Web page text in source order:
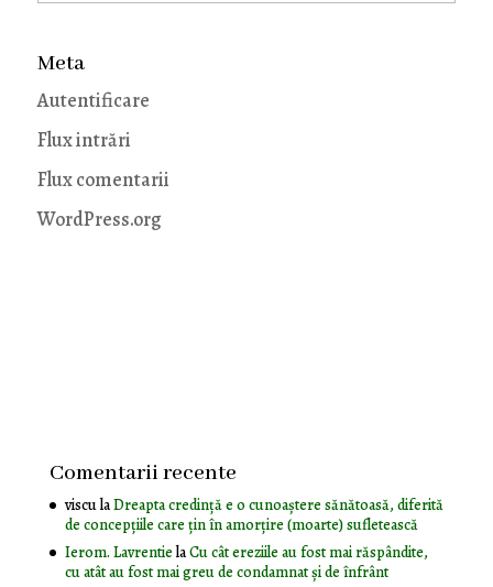
Meta
Autentificare
Flux intrări
Flux comentarii
WordPress.org
Comentarii recente
visculaDreapta credință e o cunoaștere sănătoasă, diferită
de concepțiile care țin în amorțire (moarte) sufletească
Ierom. LavrentielaCu cât ereziile au fost mai răspândite,
cu atât au fost mai greu de condamnat și de înfrânt